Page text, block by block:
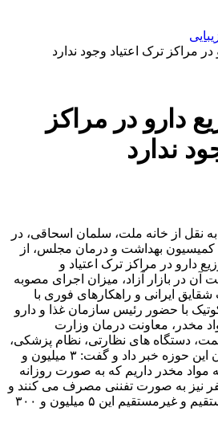
مراکز ترک اعتیاد وجود ندارد
دارو در مراکز
ندارد
نقل از خانه ملت، سلمان اسحاقی، در
بهداشت و درمان مجلس، از
دارو در مراکز ترک اعتیاد و
آن در بازار آزاد، میزان اجرای مصوبه
ایرانی و راهکارهای فوری با
با حضور رئیس سازمان غذا و دارو
مخدر، معاونت درمان وزارت
دستگاه های نظارتی، نظام پزشکی،
فراجا، قوه قضائیه و فعالان این حوزه خبر داد و گفت: ۳ میلیون و
به مواد مخدر داریم که به صورت روزانه
و ۲ میلیون نفر نیز به صورت تفننی مصرف می کنند و
سالانه ۱۲۰ همت هزینه مستقیم و غیرمستقیم این ۵ میلیون و ۳۰۰